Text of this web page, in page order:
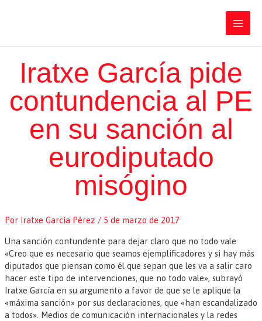
Main
Iratxe García pide
contundencia al PE
en su sanción al
eurodiputado
misógino
Por Iratxe García Pérez / 5 de marzo de 2017
Una sanción contundente para dejar claro que no todo vale
«Creo que es necesario que seamos ejemplificadores y si hay más
diputados que piensan como él que sepan que les va a salir caro
hacer este tipo de intervenciones, que no todo vale», subrayó
Iratxe García en su argumento a favor de que se le aplique la
«máxima sanción» por sus declaraciones, que «han escandalizado
a todos». Medios de comunicación internacionales y la redes